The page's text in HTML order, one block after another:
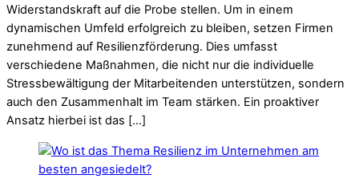
Widerstandskraft auf die Probe stellen. Um in einem
dynamischen Umfeld erfolgreich zu bleiben, setzen Firmen
zunehmend auf Resilienzförderung. Dies umfasst
verschiedene Maßnahmen, die nicht nur die individuelle
Stressbewältigung der Mitarbeitenden unterstützen, sondern
auch den Zusammenhalt im Team stärken. Ein proaktiver
Ansatz hierbei ist das […]